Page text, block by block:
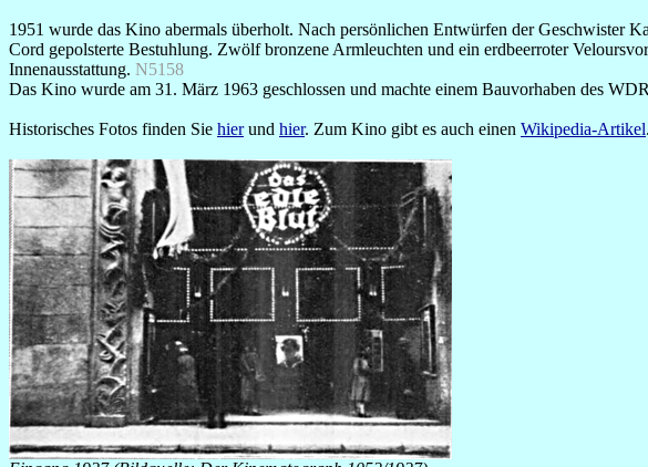
1951 wurde das Kino abermals überholt. Nach persönlichen Entwürfen der Geschwister
Cord gepolsterte Bestuhlung. Zwölf bronzene Armleuchten und ein erdbeerroter
Innenausstattung. N5158
Das Kino wurde am 31. März 1963 geschlossen und machte einem Bauvorhaben des
Historisches Fotos finden Sie hierund hier. Zum Kino gibt es auch einen Wikipedia-Artikel